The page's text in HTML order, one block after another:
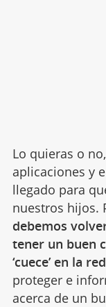
Lo quieras o no,
aplicaciones y
llegado para
nuestros hijos.
debemos
tener un buen
‘cuece’ en la
proteger e
acerca de un